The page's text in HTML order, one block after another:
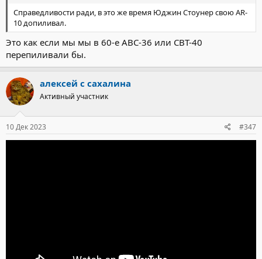
Справедливости ради, в это же время Юджин Стоунер свою AR-
10 допиливал.
Это как если мы мы в 60-е АВС-36 или СВТ-40
перепиливали бы.
алексей с сахалина
Активный участник
10 Дек 2023 #347